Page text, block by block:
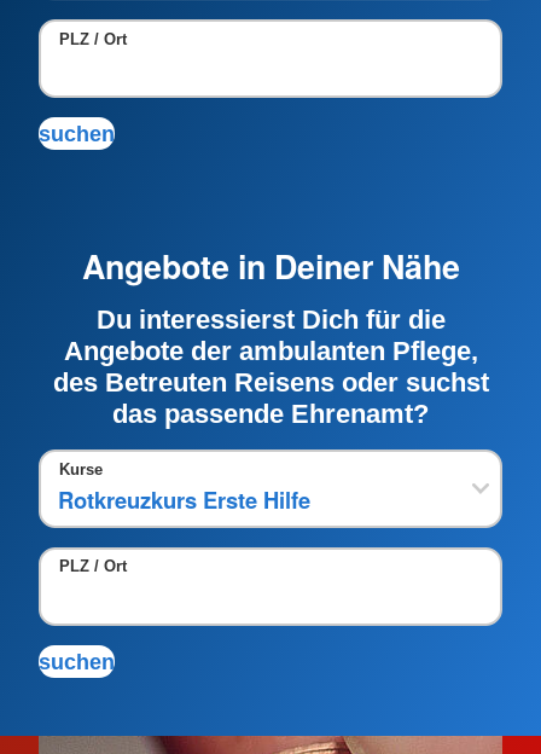
PLZ / Ort
Angebote in Deiner Nähe
Du interessierst Dich für die
Angebote der ambulanten Pflege,
des Betreuten Reisens oder suchst
das passende Ehrenamt?
Kurse
PLZ / Ort